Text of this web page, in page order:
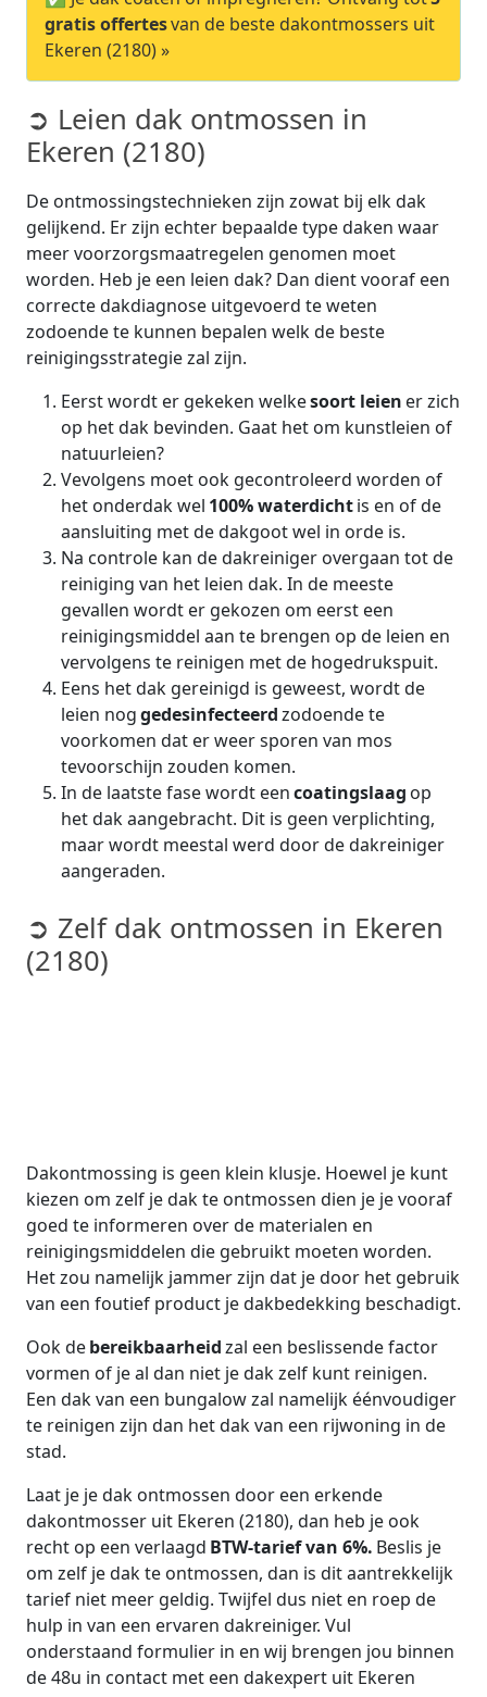
gratis offertesvan de beste dakontmossers uit
Ekeren (2180) »
➲ Leien dak ontmossen in
Ekeren (2180)
De ontmossingstechnieken zijn zowat bij elk dak
gelijkend. Er zijn echter bepaalde type daken waar
meer voorzorgsmaatregelen genomen moet
worden. Heb je een leien dak? Dan dient vooraf een
correcte dakdiagnose uitgevoerd te weten
zodoende te kunnen bepalen welk de beste
reinigingsstrategie zal zijn.
Eerst wordt er gekeken welkesoort leien er zich
op het dak bevinden. Gaat het om kunstleien of
natuurleien?
Vevolgens moet ook gecontroleerd worden of
het onderdak wel 100% waterdichtis en of de
aansluiting met de dakgoot wel in orde is.
Na controle kan de dakreiniger overgaan tot de
reiniging van het leien dak. In de meeste
gevallen wordt er gekozen om eerst een
reinigingsmiddel aan te brengen op de leien en
vervolgens te reinigen met de hogedrukspuit.
Eens het dak gereinigd is geweest, wordt de
leien noggedesinfecteerdzodoende te
voorkomen dat er weer sporen van mos
tevoorschijn zouden komen.
In de laatste fase wordt eencoatingslaag op
het dak aangebracht. Dit is geen verplichting,
maar wordt meestal werd door de dakreiniger
aangeraden.
➲ Zelf dak ontmossen in Ekeren
(2180)
Dakontmossing is geen klein klusje. Hoewel je kunt
kiezen om zelf je dak te ontmossen dien je je vooraf
goed te informeren over de materialen en
reinigingsmiddelen die gebruikt moeten worden.
Het zou namelijk jammer zijn dat je door het gebruik
van een foutief product je dakbedekking beschadigt.
Ook debereikbaarheidzal een beslissende factor
vormen of je al dan niet je dak zelf kunt reinigen.
Een dak van een bungalow zal namelijk éénvoudiger
te reinigen zijn dan het dak van een rijwoning in de
stad.
Laat je je dak ontmossen door een erkende
dakontmosser uit Ekeren (2180), dan heb je ook
recht op een verlaagd BTW-tarief van 6%. Beslis je
om zelf je dak te ontmossen, dan is dit aantrekkelijk
tarief niet meer geldig. Twijfel dus niet en roep de
hulp in van een ervaren dakreiniger. Vul
onderstaand formulier in en wij brengen jou binnen
de 48u in contact met een dakexpert uit Ekeren